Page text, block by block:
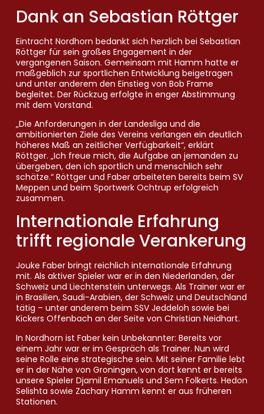
Dank an Sebastian Röttger
Eintracht Nordhorn bedankt sich herzlich bei Sebastian
Röttger für sein großes Engagement in der
vergangenen Saison. Gemeinsam mit Hamm hatte er
maßgeblich zur sportlichen Entwicklung beigetragen
und unter anderem den Einstieg von Bob Frame
begleitet. Der Rückzug erfolgte in enger Abstimmung
mit dem Vorstand.
„Die Anforderungen in der Landesliga und die
ambitionierten Ziele des Vereins verlangen ein deutlich
höheres Maß an zeitlicher Verfügbarkeit“, erklärt
Röttger. „Ich freue mich, die Aufgabe an jemanden zu
übergeben, den ich sportlich und menschlich sehr
schätze.“ Röttger und Faber arbeiteten bereits beim SV
Meppen und beim Sportwerk Ochtrup erfolgreich
zusammen.
Internationale Erfahrung
trifft regionale Verankerung
Jouke Faber bringt reichlich internationale Erfahrung
mit. Als aktiver Spieler war er in den Niederlanden, der
Schweiz und Liechtenstein unterwegs. Als Trainer war er
in Brasilien, Saudi-Arabien, der Schweiz und Deutschland
tätig – unter anderem beim SSV Jeddeloh sowie bei
Kickers Offenbach an der Seite von Christian Neidhart.
In Nordhorn ist Faber kein Unbekannter: Bereits vor
einem Jahr war er im Gespräch als Trainer. Nun wird
seine Rolle eine strategische sein. Mit seiner Familie lebt
er in der Nähe von Groningen, von dort kennt er bereits
unsere Spieler Djamil Emanuels und Sem Folkerts. Hedon
Selishta sowie Zachary Hamm kennt er aus früheren
Stationen.